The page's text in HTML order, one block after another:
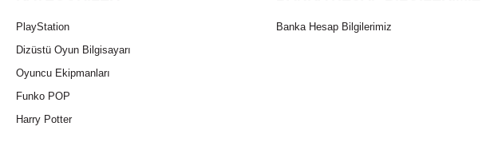
PlayStation
Dizüstü Oyun Bilgisayarı
Oyuncu Ekipmanları
Funko POP
Harry Potter
Banka Hesap Bilgilerimiz